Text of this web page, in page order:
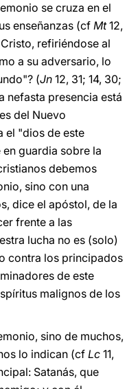
se cruza en el
enseñanzas (cf Mt12,
refiriéndose al
a su adversario, lo
(Jn 12, 31; 14, 30;
nefasta presencia está
del Nuevo
el "dios de este
guardia sobre la
debemos
sino con una
dice el apóstol, de la
frente a las
lucha no es (solo)
contra los principados
de este
malignos de los
sino de muchos,
lo indican (cf Lc 11,
Satanás, que